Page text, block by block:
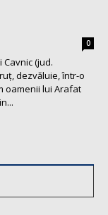
0
(jud.
dezvăluie, într-o
oamenii lui Arafat